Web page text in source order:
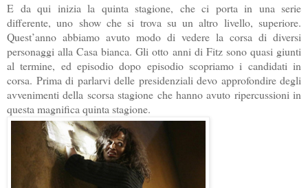
E da qui inizia la quinta stagione, che ci porta in una serie
differente, uno show che si trova su un altro livello, superiore.
Quest’anno abbiamo avuto modo di vedere la corsa di diversi
personaggi alla Casa bianca. Gli otto anni di Fitz sono quasi giunti
al termine, ed episodio dopo episodio scopriamo i candidati in
corsa. Prima di parlarvi delle presidenziali devo approfondire degli
avvenimenti della scorsa stagione che hanno avuto ripercussioni in
questa magnifica quinta stagione.